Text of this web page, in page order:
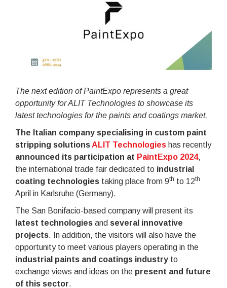
The next edition of PaintExpo represents a great
opportunity for ALIT Technologies to showcase its
latest technologies for the paints and coatings market.
The Italian company specialising in custom paint
stripping solutions ALIT Technologies has recently
announced its participation at PaintExpo 2024,
the international trade fair dedicated to industrial
coating technologies taking place from 9th to 12th
April in Karlsruhe (Germany).
The San Bonifacio-based company will present its
latest technologies and several innovative
projects. In addition, the visitors will also have the
opportunity to meet various players operating in the
industrial paints and coatings industry to
exchange views and ideas on the present and future
of this sector.